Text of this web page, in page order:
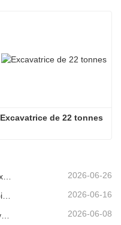
Excavatrice de 22 tonnes
2026-06-26
Petits détails qui portent un grand soin : porte-gobelet soudé sur mesure pour mini-pelles 2026-06-16
2026-06-08